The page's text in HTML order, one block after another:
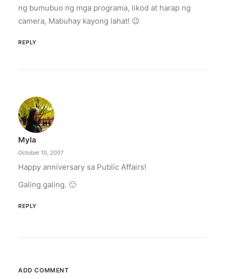
ng bumubuo ng mga programa, likod at harap ng
camera, Mabuhay kayong lahat! 😉
REPLY
Myla
October 10, 2007
Happy anniversary sa Public Affairs!
Galing galing. 🙂
REPLY
ADD COMMENT